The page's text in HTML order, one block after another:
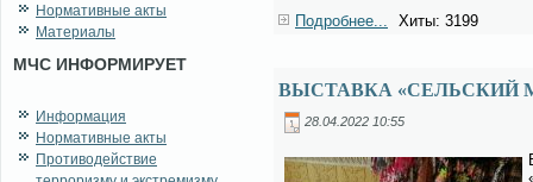
Нормативные акты
Материалы
МЧС ИНФОРМИРУЕТ
Информация
Нормативные акты
Противодействие
Подробнее...
Хиты: 3199
ВЫСТАВКА «СЕЛЬСКИЙ
28.04.2022 10:55